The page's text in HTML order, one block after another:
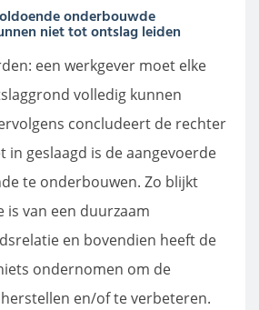
onderbouwde
niet tot ontslag leiden
een werkgever moet elke
volledig kunnen
concludeert de rechter
in geslaagd is de aangevoerde
te onderbouwen. Zo blijkt
is van een duurzaam
en bovendien heeft de
ondernomen om de
en/of te verbeteren.